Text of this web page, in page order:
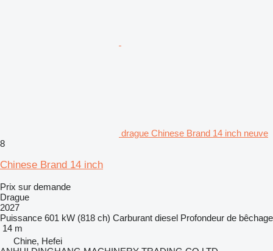
drague Chinese Brand 14 inch neuve
8
Chinese Brand 14 inch
Prix sur demande
Drague
2027
Puissance 601 kW (818 ch) Carburant diesel Profondeur de bêchage
14 m
Chine, Hefei